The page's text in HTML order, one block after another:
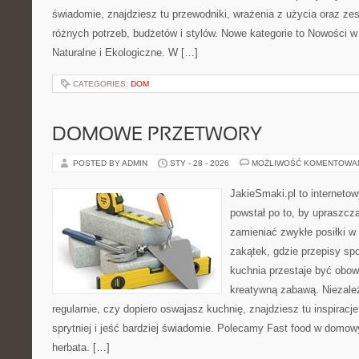
świadomie, znajdziesz tu przewodniki, wrażenia z użycia oraz
różnych potrzeb, budżetów i stylów. Nowe kategorie to Nowości
Naturalne i Ekologiczne. W […]
CATEGORIES: DOM
DOMOWE PRZETWORY
POSTED BY ADMIN STY - 28 - 2026 MOŻLIWOŚĆ
JakieSmaki.pl to
powstał po to, by
zamieniać zwykłe posiłki
zakątek, gdzie przepisy
kuchnia przestaje być
kreatywną zabawą.
regularnie, czy dopiero oswajasz kuchnię, znajdziesz tu
sprytniej i jeść bardziej świadomie. Polecamy Fast food w
herbata. […]